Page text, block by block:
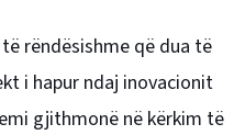
rëndësishme që dua të
i hapur ndaj inovacionit
gjithmonë në kërkim të